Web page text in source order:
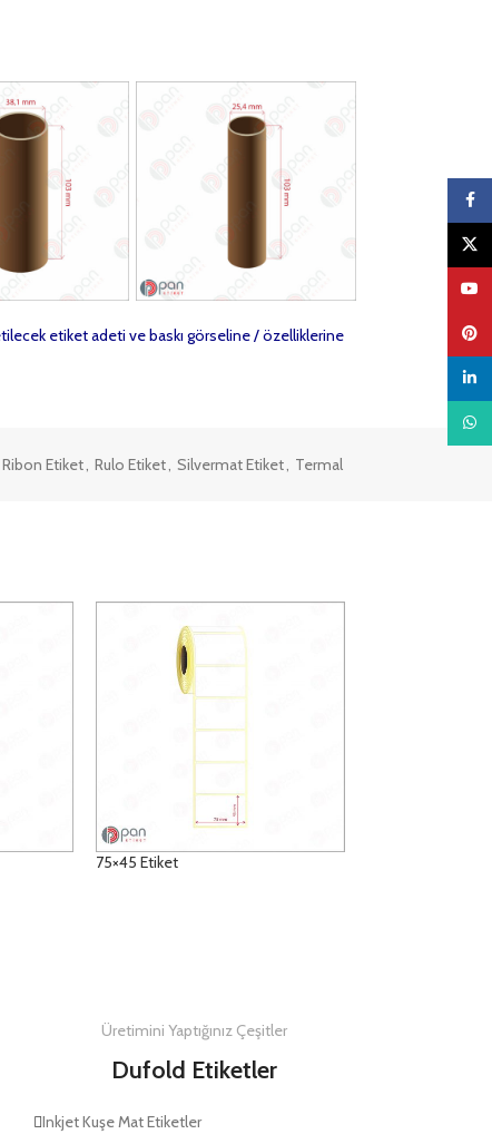
etiket adeti ve baskı görseline / özelliklerine
Ribon Etiket, Rulo Etiket, Silvermat Etiket, Termal
75×45 Etiket
Üretimini Yaptığınız Çeşitler
Dufold Etiketler
Inkjet Kuşe Mat Etiketler